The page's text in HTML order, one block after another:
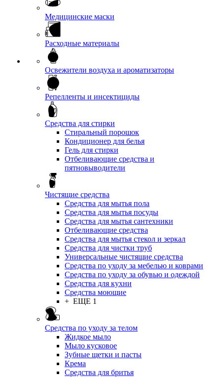
Медицинские маски
Расходные материалы
Освежители воздуха и ароматизаторы
Репелленты и инсектициды
Средства для стирки
Стиральный порошок
Кондиционер для белья
Гель для стирки
Отбеливающие средства и
пятновыводители
Чистящие средства
Средства для мытья пола
Средства для мытья посуды
Средства для мытья сантехники
Отбеливающие средства
Средства для мытья стекол и зеркал
Средства для чистки труб
Универсальные чистящие средства
Средства по уходу за мебелью и коврами
Средства по уходу за обувью и одеждой
Средства для кухни
Средства моющие
+ ЕЩЕ 1
Средства по уходу за телом
Жидкое мыло
Мыло кусковое
Зубные щетки и пасты
Крема
Средства для бритья